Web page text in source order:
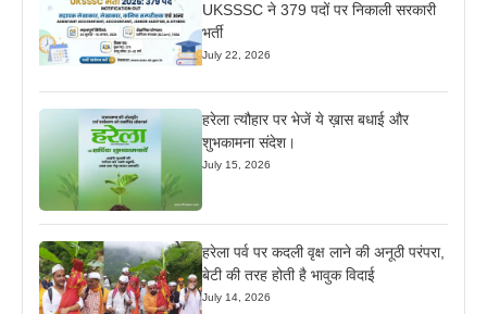
UKSSSC ने 379 पदों पर निकाली सरकारी
भर्ती
July 22, 2026
हरेला त्यौहार पर भेजें ये ख़ास बधाई और
शुभकामना संदेश।
July 15, 2026
हरेला पर्व पर कदली वृक्ष लाने की अनूठी परंपरा,
बेटी की तरह होती है भावुक विदाई
July 14, 2026